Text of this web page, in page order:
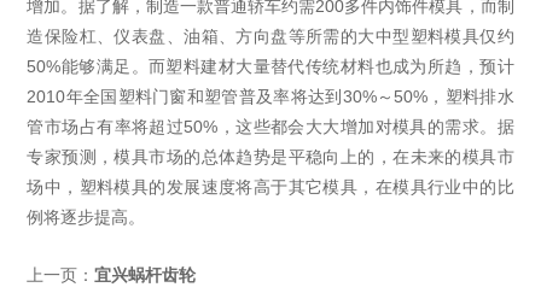
增加。据了解，制造一款普通轿车约需200多件内饰件模具，而制
造保险杠、仪表盘、油箱、方向盘等所需的大中型塑料模具仅约
50%能够满足。而塑料建材大量替代传统材料也成为所趋，预计
2010年全国塑料门窗和塑管普及率将达到30%～50%，塑料排水
管市场占有率将超过50%，这些都会大大增加对模具的需求。据
专家预测，模具市场的总体趋势是平稳向上的，在未来的模具市
场中，塑料模具的发展速度将高于其它模具，在模具行业中的比
例将逐步提高。
上一页：宜兴蜗杆齿轮